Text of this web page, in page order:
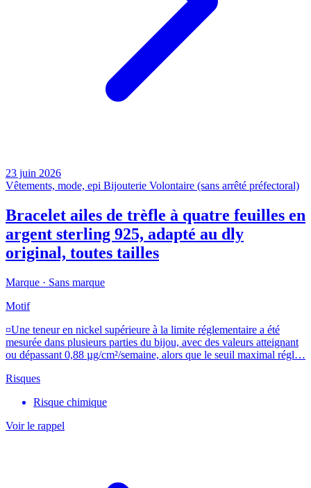
23 juin 2026
Vêtements, mode, epi Bijouterie Volontaire (sans arrêté préfectoral)
Bracelet ailes de trèfle à quatre feuilles en
argent sterling 925, adapté au dly
original, toutes tailles
Marque · Sans marque
Motif
¤Une teneur en nickel supérieure à la limite réglementaire a été
mesurée dans plusieurs parties du bijou, avec des valeurs atteignant
ou dépassant 0,88 µg/cm²/semaine, alors que le seuil maximal régl…
Risques
Risque chimique
Voir le rappel